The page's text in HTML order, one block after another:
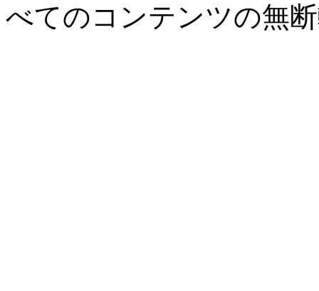
べてのコンテンツの無